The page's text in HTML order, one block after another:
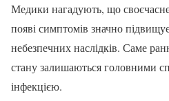
Медики нагадують, що
появі симптомів значно
небезпечних наслідків. Саме
стану залишаються головними
інфекцією.